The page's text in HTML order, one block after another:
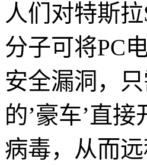
人们对特斯
分子可将PC
安全漏洞，
的’豪车’直
病毒，从而